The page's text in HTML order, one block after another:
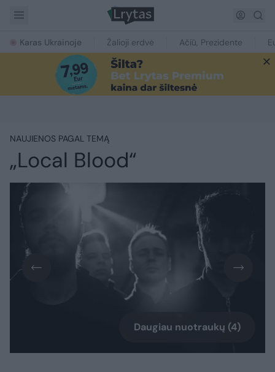
Karas Ukrainoje Žalioji erdvė Ačiū, Prezidente
NAUJIENOS PAGAL TEMĄ
„Local Blood“
Daugiau nuotraukų (4)